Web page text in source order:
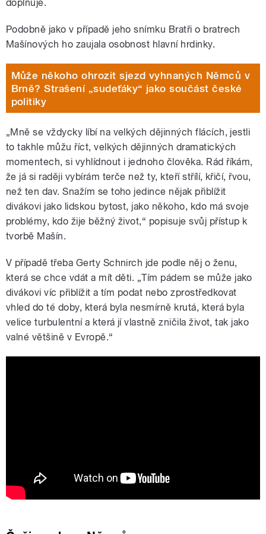
doplňuje.
Podobně jako v případě jeho snímku Bratři o bratrech
Mašínových ho zaujala osobnost hlavní hrdinky.
Může někoho ohrozit sjezd vyhnaných Němců v
Brně? Strašení „sudeťáky“ jako součást české
politiky
„Mně se vždycky líbí na velkých dějinných flácích, jestli
to takhle můžu říct, velkých dějinných dramatických
momentech, si vyhlídnout i jednoho člověka. Rád říkám,
že já si raději vybírám terče než ty, kteří střílí, křičí, řvou,
než ten dav. Snažím se toho jedince nějak přiblížit
divákovi jako lidskou bytost, jako někoho, kdo má svoje
problémy, kdo žije běžný život,“ popisuje svůj přístup k
tvorbě Mašín.
V případě třeba Gerty Schnirch jde podle něj o ženu,
která se chce vdát a mít děti. „Tím pádem se může jako
divákovi víc přiblížit a tím podat nebo zprostředkovat
vhled do té doby, která byla nesmírně krutá, která byla
velice turbulentní a která jí vlastně zničila život, tak jako
valné většině v Evropě.“